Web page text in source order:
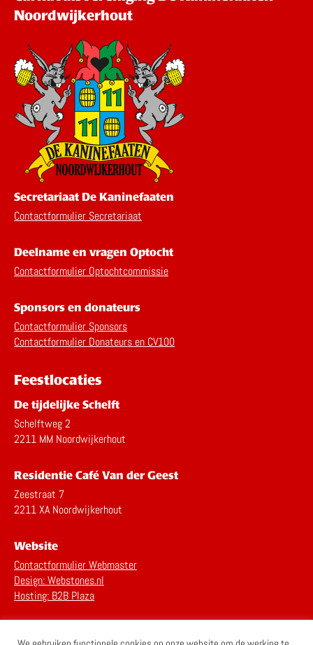
Noordwijkerhout
Secretariaat De Kaninefaaten
Contactformulier Secretariaat
Deelname en vragen Optocht
Contactformulier Optochtcommissie
Sponsors en donateurs
Contactformulier Sponsors
Contactformulier Donateurs en CV100
Feestlocaties
De tijdelijke Schelft
Schelftweg 2
2211 MM Noordwijkerhout
Residentie Café Van der Geest
Zeestraat 7
2211 XA Noordwijkerhout
Website
Contactformulier Webmaster
Design: Webstones.nl
Hosting: B2B Plaza